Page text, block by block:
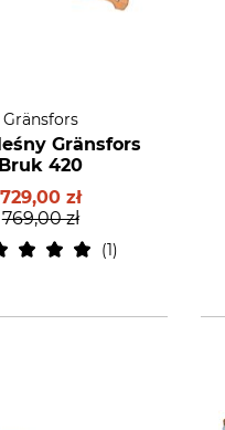
Gränsfors
Gränsfors
420
729,00 zł
769,00 zł
1